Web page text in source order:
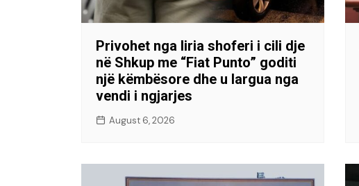
Privohet nga liria shoferi i cili dje
në Shkup me “Fiat Punto” goditi
një këmbësore dhe u largua nga
vendi i ngjarjes
August 6, 2026